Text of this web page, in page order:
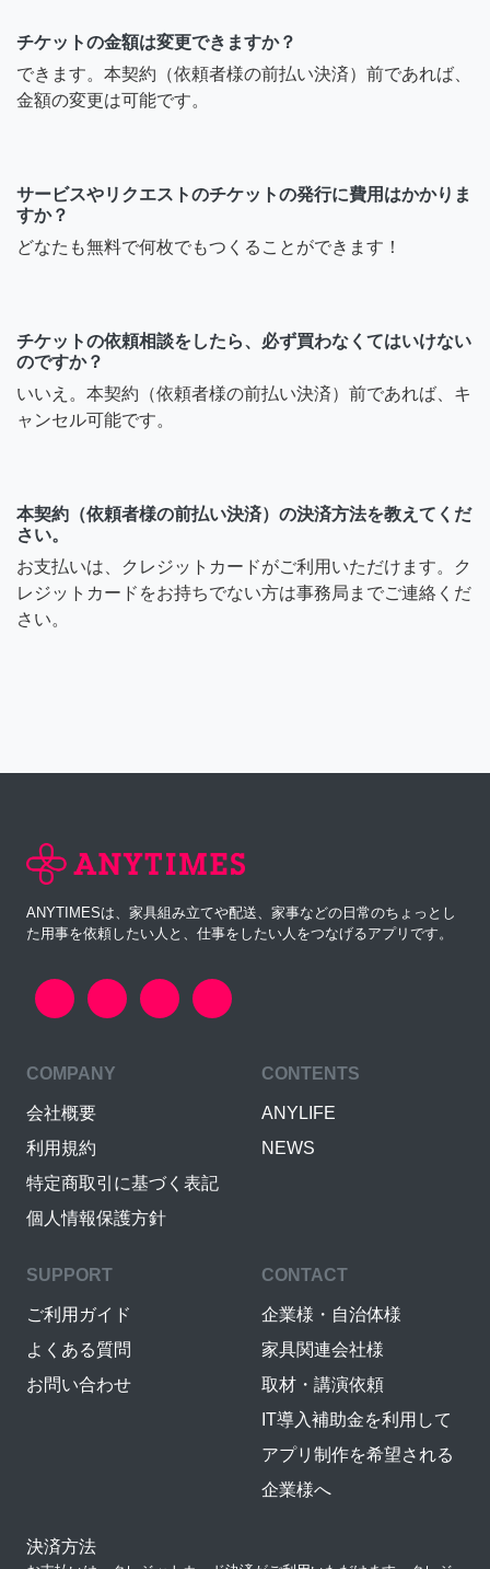
チケットの金額は変更できますか？
できます。本契約（依頼者様の前払い決済）前であれば、
金額の変更は可能です。
サービスやリクエストのチケットの発行に費用はかかりま
すか？
どなたも無料で何枚でもつくることができます！
チケットの依頼相談をしたら、必ず買わなくてはいけない
のですか？
いいえ。本契約（依頼者様の前払い決済）前であれば、キ
ャンセル可能です。
本契約（依頼者様の前払い決済）の決済方法を教えてくだ
さい。
お支払いは、クレジットカードがご利用いただけます。ク
レジットカードをお持ちでない方は事務局までご連絡くだ
さい。
ANYTIMESは、家具組み立てや配送、家事などの日常のちょっとし
た用事を依頼したい人と、仕事をしたい人をつなげるアプリです。
COMPANY
会社概要
利用規約
特定商取引に基づく表記
個人情報保護方針
CONTENTS
ANYLIFE
NEWS
SUPPORT
ご利用ガイド
よくある質問
お問い合わせ
CONTACT
企業様・自治体様
家具関連会社様
取材・講演依頼
IT導入補助金を利用して
アプリ制作を希望される
企業様へ
決済方法